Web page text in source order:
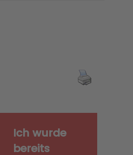
Ich wurde
bereits